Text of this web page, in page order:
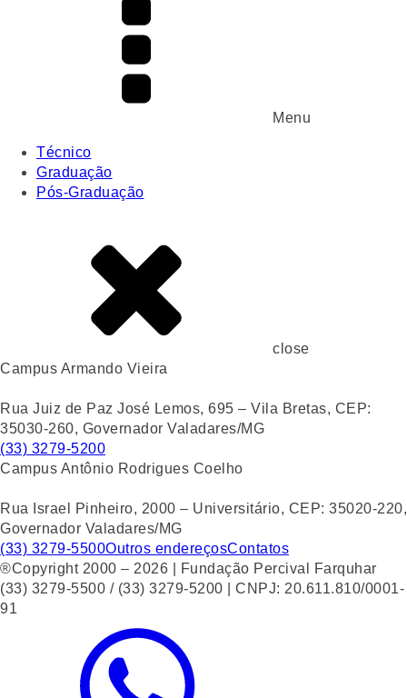
Menu
Técnico
Graduação
Pós-Graduação
close
Campus Armando Vieira
Rua Juiz de Paz José Lemos, 695 – Vila Bretas, CEP:
35030-260, Governador Valadares/MG
(33) 3279-5200
Campus Antônio Rodrigues Coelho
Rua Israel Pinheiro, 2000 – Universitário, CEP: 35020-220,
Governador Valadares/MG
(33) 3279-5500Outros endereçosContatos
®Copyright 2000 – 2026 | Fundação Percival Farquhar
(33) 3279-5500 / (33) 3279-5200 | CNPJ: 20.611.810/0001-
91